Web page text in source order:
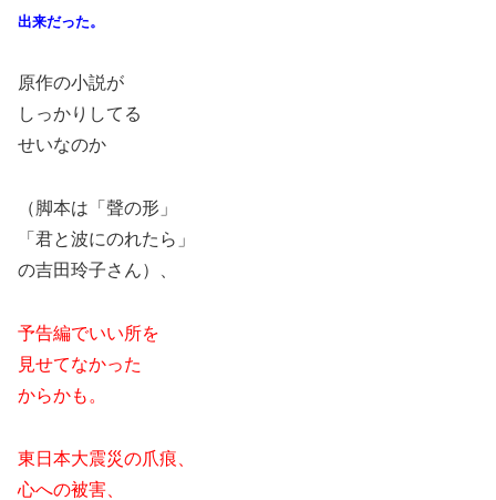
出来だった。
原作の小説が
しっかりしてる
せいなのか
（脚本は「聲の形」
「君と波にのれたら」
の吉田玲子さん）、
予告編でいい所を
見せてなかった
からかも。
東日本大震災の爪痕、
心への被害、